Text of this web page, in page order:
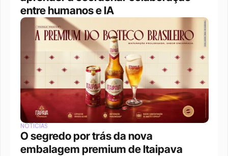
entre humanos e IA
NOTÍCIAS
O segredo por trás da nova
embalagem premium de Itaipava